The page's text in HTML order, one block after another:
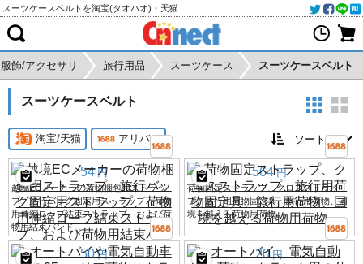
服飾/アクセサリ 旅行用品 スーツケース スーツケースベルト
スーツケースベルト
淘宝/天猫 アリババ
54 円
越境ECメーカーの荷物梱包用ストラッ
プ、旅行バッグ固定用ストラップ、荷物
用伸縮ロープ結束ストラップ、および荷
物用結束バンド。
564 円
荷物固定ストラップ、クロスストラッ
プ、旅行用荷物固定具、旅行用荷物、国
境を越える荷物用荷物。
50 円 20 円